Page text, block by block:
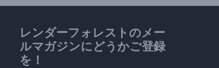
レンダーフォレストのメー
ルマガジンにどうかご登録
を！